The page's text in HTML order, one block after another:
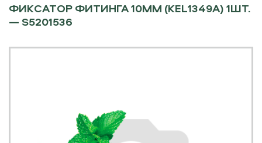
ФИКСАТОР ФИТИНГА 10ММ (KEL1349A) 1ШТ.
— S5201536